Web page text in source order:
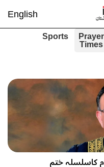
English
Prayer
Times
Sports
کاسلسلہ ختم